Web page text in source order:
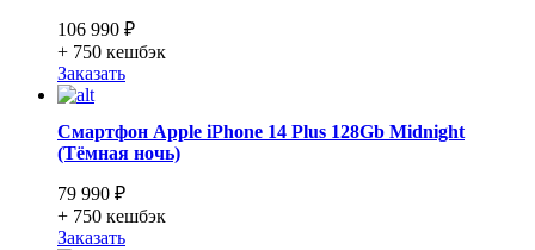
106 990 ₽
+ 750 кешбэк
Заказать
Смартфон Apple iPhone 14 Plus 128Gb Midnight
(Тёмная ночь)
79 990 ₽
+ 750 кешбэк
Заказать